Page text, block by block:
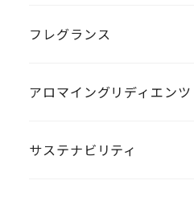
フレグランス
アロマイングリディエンツ
サステナビリティ